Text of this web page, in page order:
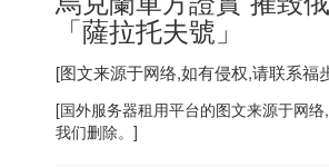
「薩拉托夫號」
[图文来源于网络,如有侵权,请联系福
[国外服务器租用平台的图文来源于网
我们删除。]